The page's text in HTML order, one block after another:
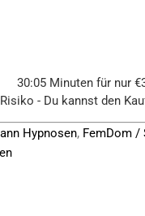
30:05 Minuten für nur €
- Du kannst den
Hypnosen, FemDom /